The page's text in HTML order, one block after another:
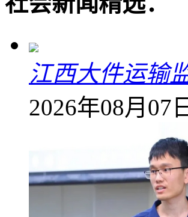
江西大件运输
2026年08月07